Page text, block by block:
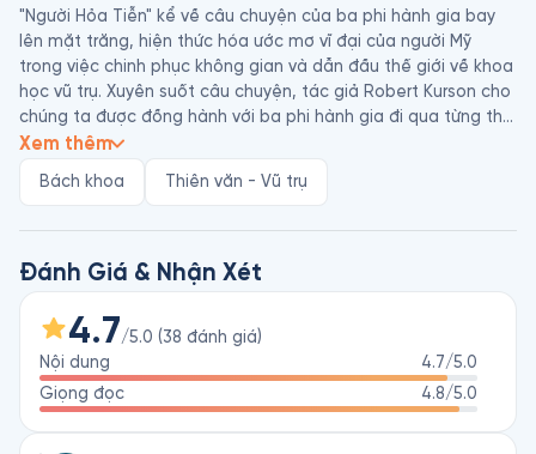
"Người Hỏa Tiễn" kể về câu chuyện của ba phi hành gia bay
lên mặt trăng, hiện thức hóa ước mơ vĩ đại của người Mỹ
trong việc chinh phục không gian và dẫn đầu thế giới về khoa
học vũ trụ. Xuyên suốt câu chuyện, tác giả Robert Kurson cho
chúng ta được đồng hành với ba phi hành gia đi qua từng thời
kỳ trong chiến lược chinh phục Mặt Trăng của NASA; song
hai cực thế giới sau Thế chiến thứ II.
chân thực cuộc chạy đua giữa Mỹ và Liên Xô nhưng không vì
thế mà làm cho tác phẩm trở nên khô khan. Bằng giọng văn
kể chuyện lôi cuốn và cấu trúc mạch lạc, tác giả đã đan xen
vào trong cuộc đua đó những câu chuyện buồn vui, hiểm
nguy lẫn nghịch cảnh của những phi hành gia trong dự án.
"Một quốc gia có khả năng đưa người lên không gian nghĩa là
họ đang trên con đường học cách di cư khỏi Trái Đất, khai
Xem thêm
Bách khoa Thiên văn - Vũ trụ
Đánh Giá & Nhận Xét
4.7/5.0 (38 đánh giá)
Nội dung
4.7/5.0
Giọng đọc
4.8/5.0